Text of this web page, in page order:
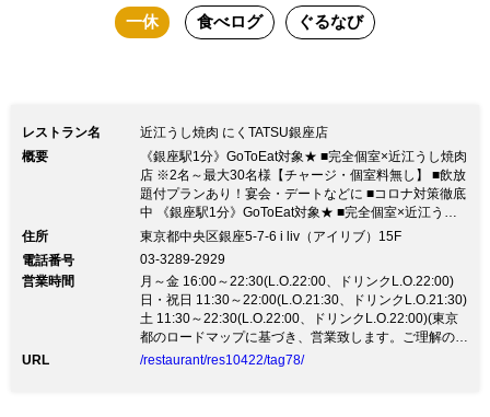
きません ドリンク追加のご注文もいた
サワー ・ノンアルコール スパークリ
ング ・ペプシコーラ ・ジンジャエール
・超炭酸水 ・オレンジジュース ・アッ
プルジュース ・カルピス ・黒ウーロン
茶 ・ウーロン茶 ・玉露茶 ・ジャスミン
茶 ・無糖紅茶
一休 食べログ ぐるなび
レストラン名
近江うし焼肉 にくTATSU銀座店
概要
《銀座駅1分》GoToEat対象★ ■完全個室×近江うし焼肉
店 ※2名～最大30名様【チャージ・個室料無し】 ■飲放
題付プランあり！宴会・デートなどに ■コロナ対策徹底
中 《銀座駅1分》GoToEat対象★ ■完全個室×近江うし
焼肉店 ※2名～最大30名様【チャージ・個室料無し】 ■
徹底中銀座の完全個室×近江牛焼肉店『にくTATSU』 ■
ぐるなびネット予約でGoToEat＋楽天ポイントが貯ま
る！ ◆お電話でのお問合せ、ご予約は11時より◆ 【に
くＴＡＴＳＵ安全方針】 ①焼肉店の強み・・・換気機
能が全部のお部屋に完備。強化中 ②個室タイプのお
席・・・必ずお隣のお席と全てのお席で壁を挟みます
住所
東京都中央区銀座5-7-6 i liv（アイリブ）15F
電話番号
03-3289-2929
営業時間
月～金 16:00～22:30(L.O.22:00、ドリンクL.O.22:00)
日・祝日 11:30～22:00(L.O.21:30、ドリンクL.O.21:30)
土 11:30～22:30(L.O.22:00、ドリンクL.O.22:00)(東京
都のロードマップに基づき、営業致します。ご理解の
程、何卒宜しくお願い致します。お気軽にお問い合わせ
URL /restaurant/res10422/tag78/